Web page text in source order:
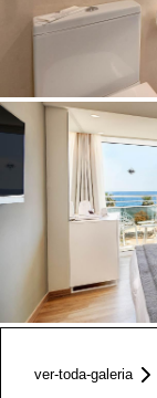
ver-toda-galeria